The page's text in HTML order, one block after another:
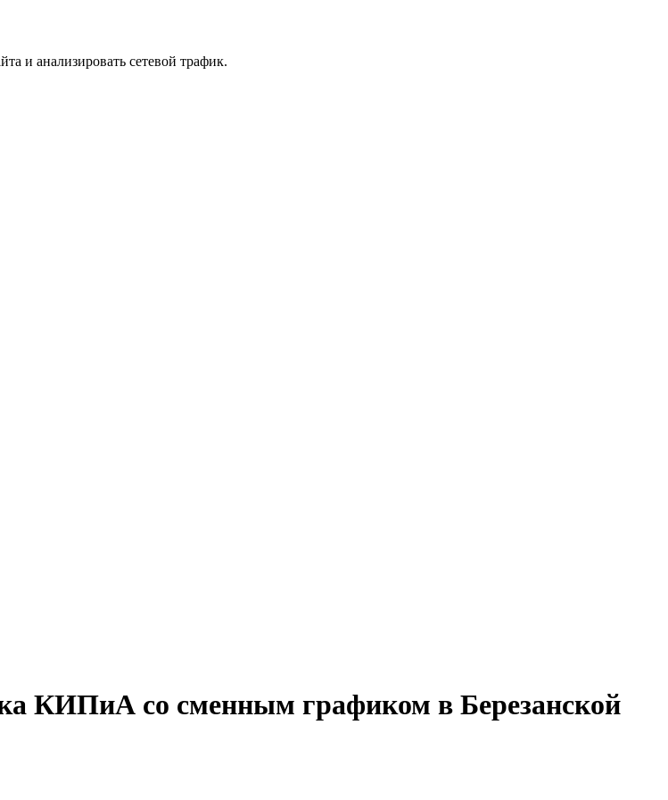
и анализировать сетевой трафик.
КИПиА со сменным графиком в Березанской